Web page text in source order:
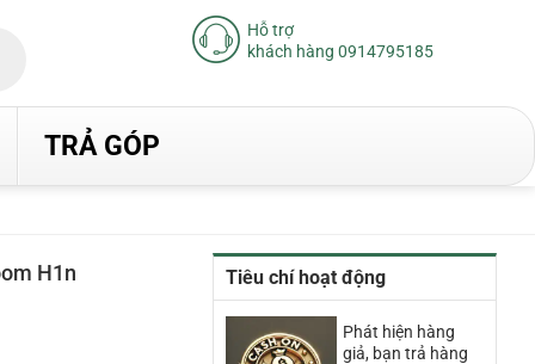
Hỗ trợ
khách hàng 0914795185
TRẢ GÓP
Tiêu chí hoạt động
Phát hiện hàng
giả, bạn trả hàng
H1n